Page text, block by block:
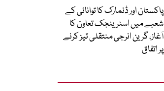
پاکستان اور ڈنمارک کا توانائی کے
شعبے میں اسٹریٹجک تعاون کا
آغاز، گرین انرجی منتقلی تیز کرنے
پر اتفاق